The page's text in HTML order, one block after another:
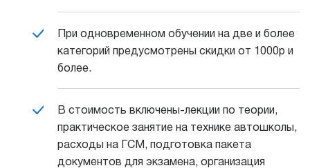
При одновременном обучении на две и более
категорий предусмотрены скидки от 1000р и
более.
В стоимость включены-лекции по теории,
практическое занятие на технике автошколы,
расходы на ГСМ, подготовка пакета
документов для экзамена, организация